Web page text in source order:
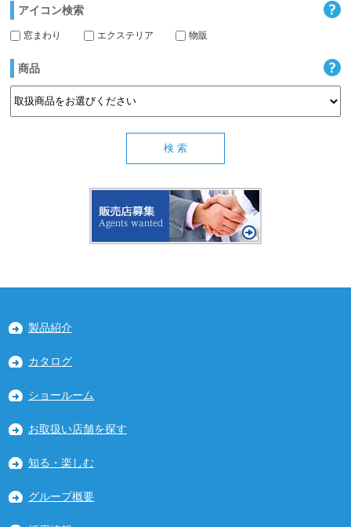
アイコン検索
窓まわり エクステリア 物販
商品
製品紹介
カタログ
ショールーム
お取扱い店舗を探す
知る・楽しむ
グループ概要